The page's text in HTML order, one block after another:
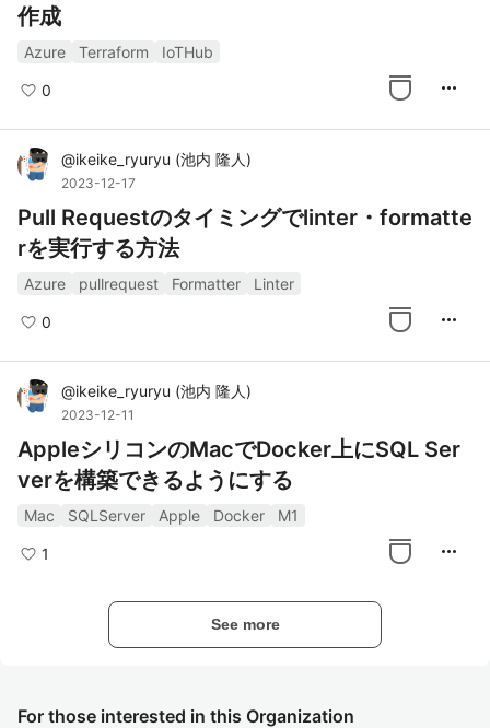
For those interested in this Organization
作成
Azure Terraform IoTHub
0 more_horiz
@ikeike_ryuryu (池内 隆人)
2023-12-17
Pull Requestのタイミングでlinter・formatte
rを実行する方法
Azure pullrequest Formatter Linter
0 more_horiz
@ikeike_ryuryu (池内 隆人)
2023-12-11
AppleシリコンのMacでDocker上にSQL Ser
verを構築できるようにする
Mac SQLServer Apple Docker M1
1 more_horiz
See more